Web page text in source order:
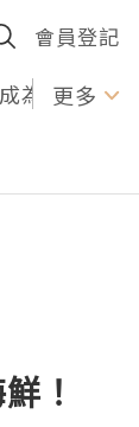
會員登記
成為U更多
！